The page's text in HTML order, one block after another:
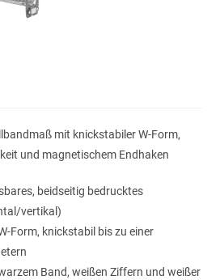
mit knickstabiler W-Form,
und magnetischem Endhaken
beidseitig bedrucktes
vertikal)
Form, knickstabil bis zu einer
Band, weißen Ziffern und weißer